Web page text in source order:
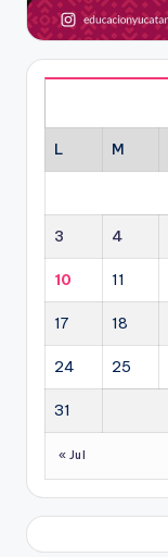
L M
3 4
10 11
17 18
24 25
31
« Jul